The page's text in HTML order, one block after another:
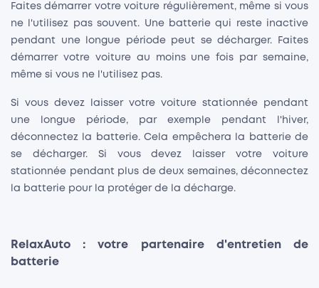
Faites démarrer votre voiture régulièrement, même si vous
ne l'utilisez pas souvent. Une batterie qui reste inactive
pendant une longue période peut se décharger. Faites
démarrer votre voiture au moins une fois par semaine,
même si vous ne l'utilisez pas.
Si vous devez laisser votre voiture stationnée pendant
une longue période, par exemple pendant l'hiver,
déconnectez la batterie. Cela empêchera la batterie de
se décharger. Si vous devez laisser votre voiture
stationnée pendant plus de deux semaines, déconnectez
la batterie pour la protéger de la décharge.
RelaxAuto : votre partenaire d'entretien de
batterie